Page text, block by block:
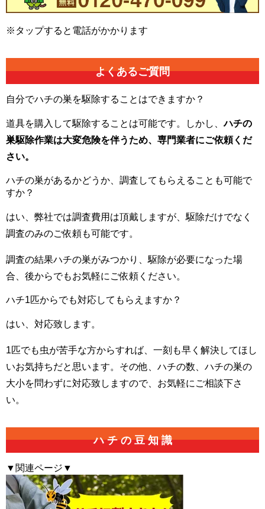
※タップすると電話がかかります
よくあるご質問
自分でハチの巣を駆除することはできますか？
道具を購入して駆除することは可能です。しかし、ハチの
巣駆除作業は大変危険を伴うため、専門業者にご依頼くだ
さい。
ハチの巣があるかどうか、調査してもらえることも可能で
すか？
はい、弊社では調査費用は頂戴しますが、駆除だけでなく
調査のみのご依頼も可能です。
調査の結果ハチの巣がみつかり、駆除が必要になった場
合、後からでもお気軽にご依頼ください。
ハチ1匹からでも対応してもらえますか？
はい、対応致します。
1匹でも虫が苦手な方からすれば、一刻も早く解決してほし
いお気持ちだと思います。その他、ハチの数、ハチの巣の
大小を問わずに対応致しますので、お気軽にご相談下さ
い。
ハ チ の 豆 知 識
▼関連ページ▼